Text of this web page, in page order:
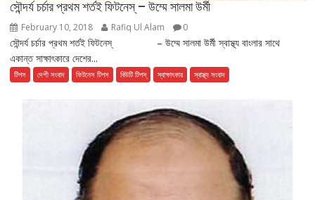
সৌন্দর্য চর্চার প্রথম শর্তই ফিটনেস্ – উম্মে সালমা উর্মী
February 10, 2018 Rafiq Ul Alam 0
সৌন্দর্য চর্চার প্রথম শর্তই ফিটনেস্ – উম্মে সালমা উর্মী স্বাস্থ্য বাংলার সাথে
একান্ত সাক্ষাৎকারে দেশের...
টিপস দেশী সংবাদ ফিটনেস টিপস বিউটি টিপস্ স্বাক্ষাৎকার স্বাস্থ্য সংবাদ